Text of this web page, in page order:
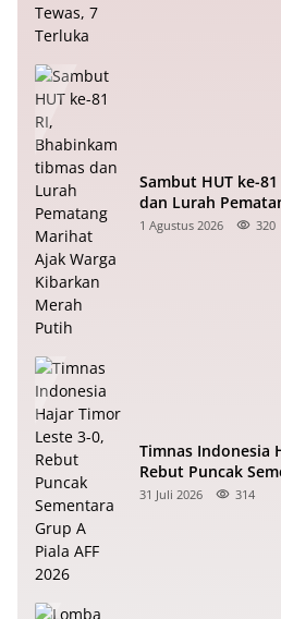
Sambut HUT ke-
dan Lurah
Kibarkan Merah
1 Agustus 2026 320
Timnas Indonesia
Rebut Puncak
2026
31 Juli 2026 314